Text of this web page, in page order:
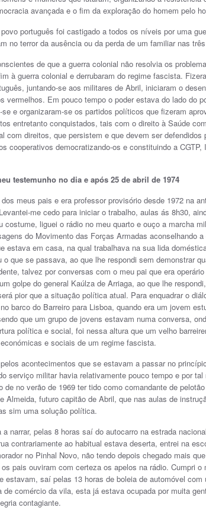
avançada e o fim da exploração do homem pelo
português foi castigado a todos os níveis por uma
no terror da ausência ou da perda de um familiar nas
de que a guerra colonial não resolvia os
à guerra colonial e derrubaram do regime fascista.
juntando-se aos militares de Abril, iniciaram o
vermelhos. Em pouco tempo o poder estava do lado do
e organizaram-se os partidos políticos que fizeram
entretanto conquistados, tais com o direito à Saúde
com direitos, que persistem e que devem ser
cooperativos democratizando-os e constituindo a
testemunho no dia e após 25 de abril de 1974
meus pais e era professor provisório desde 1972 na
me cedo para iniciar o trabalho, aulas ás 8h30,
costume, liguei o rádio no meu quarto e ouço a marcha
do Movimento das Forças Armadas aconselhando
estava em casa, na qual trabalhava na sua lida
o que se passava, ao que lhe respondi sem demonstrar
talvez por conversas com o meu pai que era
golpe do general Kaúlza de Arriaga, ao que lhe
pior que a situação política atual. Para enquadrar o
barco do Barreiro para Lisboa, quando era um jovem
que um grupo de jovens estavam numa conversa,
política e social, foi nessa altura que um velho
e sociais de um regime fascista.
acontecimentos que se estavam a passar no
serviço militar havia relativamente pouco tempo e por
de no verão de 1969 ter tido como comandante de
Almeida, futuro capitão de Abril, que nas aulas de
sim uma solução política.
narrar, pelas 8 horas saí do autocarro na estrada
contrariamente ao habitual estava deserta, entrei na
no Pinhal Novo, não tendo depois chegado mais
pais ouviram com certeza os apelos na rádio. Cumpri
estavam, saí pelas 13 horas de boleia de automóvel
de comércio da vila, esta já estava ocupada por muita
contagiante.